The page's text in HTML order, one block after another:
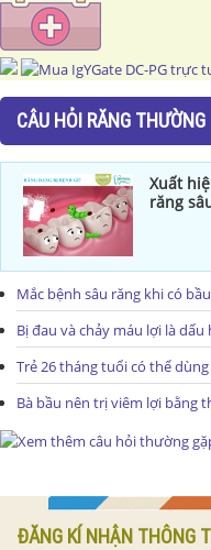
CÂU HỎI RĂNG THƯỜNG
Xuất
răng
Mắc bệnh sâu răng khi có
Bị đau và chảy máu lợi là dấu
Trẻ 26 tháng tuổi có thể
Bà bầu nên trị viêm lợi bằng
ĐĂNG KÍ NHẬN THÔNG